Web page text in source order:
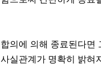
의에 의해 종료된다면
실관계가 명확히 밝혀